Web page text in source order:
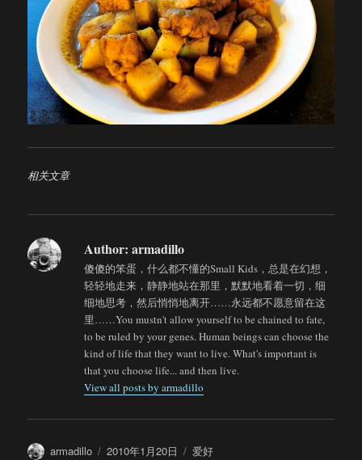
相关文章
Author: armadillo
傻傻的笨蛋，什么都不懂的Small Kids，总是在幻想，
轻轻地走来，静静地站在那里，默默地看着一切，细
细地思考，然后悄悄地离开……永远都不愿意留在这
里……You mustn't allow yourself to be chained to fate,
to be ruled by your genes. Human beings can choose the
kind of life that they want to live. What's important is
that you choose life... and then live.
View all posts by armadillo
Author
armadillo
Posted
2010年1月20日 Categories
爱好